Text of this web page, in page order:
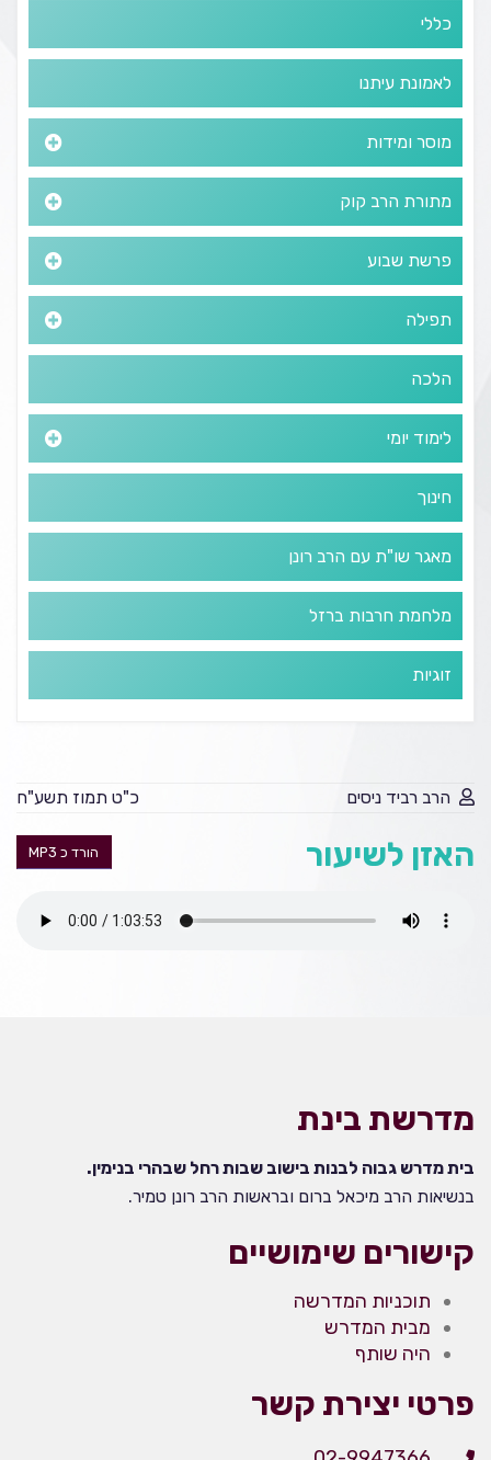
כללי
לאמונת עיתנו
מוסר ומידות
מתורת הרב קוק
פרשת שבוע
תפילה
הלכה
לימוד יומי
חינוך
מאגר שו"ת עם הרב רונן
מלחמת חרבות ברזל
זוגיות
הרב רביד ניסים כ"ט תמוז תשע"ח
הורד כ MP3 האזן לשיעור
מדרשת בינת
בית מדרש גבוה לבנות בישוב שבות רחל שבהרי בנימין.
בנשיאות הרב מיכאל ברום ובראשות הרב רונן טמיר.
קישורים שימושיים
תוכניות המדרשה
מבית המדרש
היה שותף
פרטי יצירת קשר